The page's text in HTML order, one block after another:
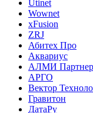
Utinet
Wownet
xFusion
ZRJ
Абитех Про
Аквариус
АЛМИ Партнер
АРГО
Вектор
Гравитон
ДатаРу